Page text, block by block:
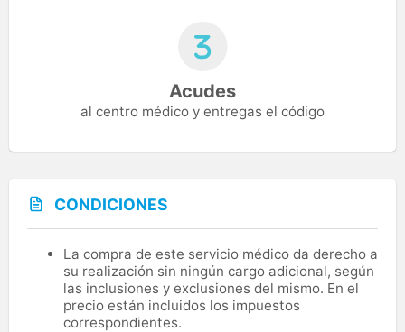
Acudes
al centro médico y entregas el código
CONDICIONES
La compra de este servicio médico da derecho a
su realización sin ningún cargo adicional, según
las inclusiones y exclusiones del mismo. En el
precio están incluidos los impuestos
correspondientes.